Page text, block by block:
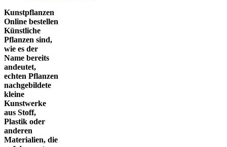
Kunstpflanzen
Online bestellen
Künstliche
Pflanzen sind,
wie es der
Name bereits
andeutet,
echten Pflanzen
nachgebildete
kleine
Kunstwerke
aus Stoff,
Plastik oder
anderen
Materialien, die